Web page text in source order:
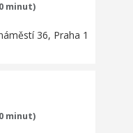
minut)
36, Praha 1
minut)